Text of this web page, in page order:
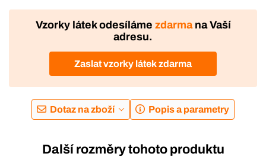
Vzorky látek odesíláme zdarmana Vaší
adresu.
Zaslat vzorky látek zdarma
Dotaz na zboží Popis a parametry
Další rozměry tohoto produktu